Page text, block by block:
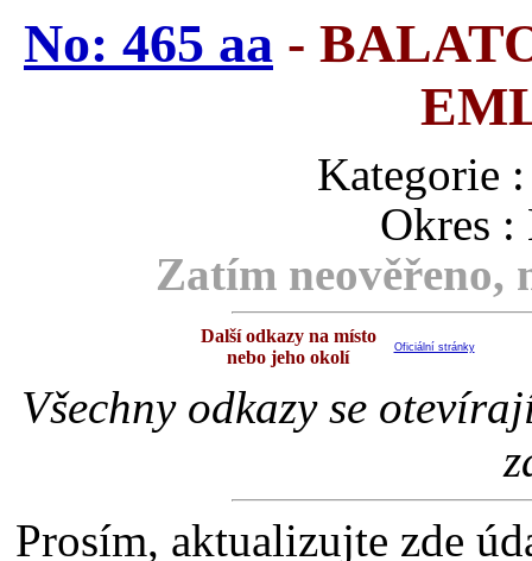
No: 465 aa -
Kategorie
Okres :
Zatím
Další odkazy na místo
nebo jeho okolí
Oficiální stránky
Všechny odkazy se
Prosím, aktualizujte zde